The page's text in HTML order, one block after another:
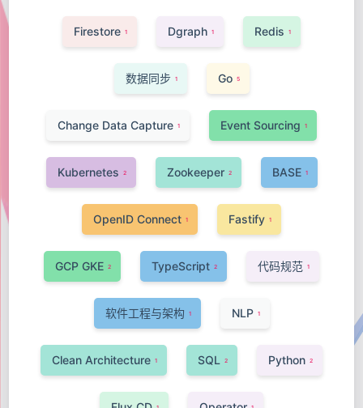
Firestore 1 Dgraph 1 Redis 1
数据同步 1 Go 5
Change Data Capture 1 Event Sourcing 1
Kubernetes 2 Zookeeper 2 BASE 1
OpenID Connect 1 Fastify 1
GCP GKE 2 TypeScript 2 代码规范 1
软件工程与架构 1 NLP 1
Clean Architecture 1 SQL 2 Python 2